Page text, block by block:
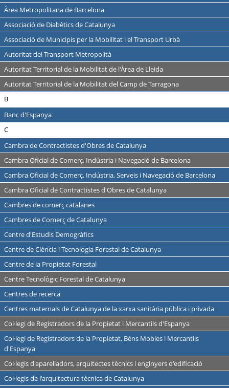
Àrea Metropolitana de Barcelona
Associació de Diabètics de Catalunya
Associació de Municipis per la Mobilitat i el Transport Urbà
Autoritat del Transport Metropolità
Autoritat Territorial de la Mobilitat de l'Àrea de Lleida
Autoritat Territorial de la Mobilitat del Camp de Tarragona
B
Banc d'Espanya
C
Cambra de Contractistes d'Obres de Catalunya
Cambra Oficial de Comerç, Indústria i Navegació de Barcelona
Cambra Oficial de Comerç, Indústria, Serveis i Navegació de Barcelona
Cambra Oficial de Contractistes d'Obres de Catalunya
Cambres de comerç catalanes
Cambres de Comerç de Catalunya
Centre d'Estudis Demogràfics
Centre de Ciència i Tecnologia Forestal de Catalunya
Centre de la Propietat Forestal
Centre Tecnològic Forestal de Catalunya
Centres de recerca
Centres maternals de Catalunya de la xarxa sanitària pública i privada
Col·legi de Registradors de la Propietat i Mercantils d'Espanya
Col·legi de Registradors de la Propietat, Béns Mobles i Mercantils
d'Espanya
Col·legis d'aparelladors, arquitectes tècnics i enginyers d'edificació
Col·legis de l'arquitectura tècnica de Catalunya